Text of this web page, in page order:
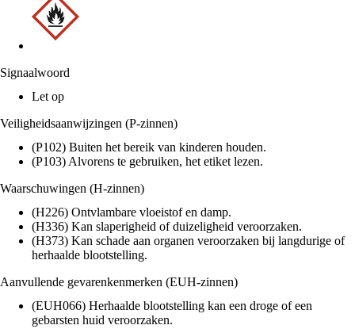
Signaalwoord
Let op
Veiligheidsaanwijzingen (P-zinnen)
(P102) Buiten het bereik van kinderen houden.
(P103) Alvorens te gebruiken, het etiket lezen.
Waarschuwingen (H-zinnen)
(H226) Ontvlambare vloeistof en damp.
(H336) Kan slaperigheid of duizeligheid veroorzaken.
(H373) Kan schade aan organen veroorzaken bij langdurige of
herhaalde blootstelling.
Aanvullende gevarenkenmerken (EUH-zinnen)
(EUH066) Herhaalde blootstelling kan een droge of een
gebarsten huid veroorzaken.